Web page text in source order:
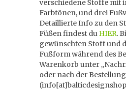
verschiedene Stoffe mit
Farbtönen, und drei
Detaillierte Info zu den
Füßen findest du HIER.
gewünschten Stoff und
Fußform während des
Warenkorb unter
oder nach der